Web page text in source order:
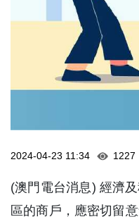
2024-04-23 11:34 1227
(澳門電台消息) 經濟
區的商戶，應密切留